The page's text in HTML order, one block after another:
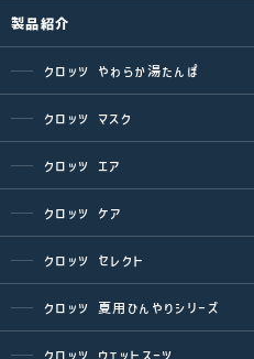
製品紹介
クロッツ やわらか湯たんぽ
クロッツ マスク
クロッツ エア
クロッツ ケア
クロッツ セレクト
クロッツ 夏用ひんやりシリーズ
クロッツ ウェットスーツ